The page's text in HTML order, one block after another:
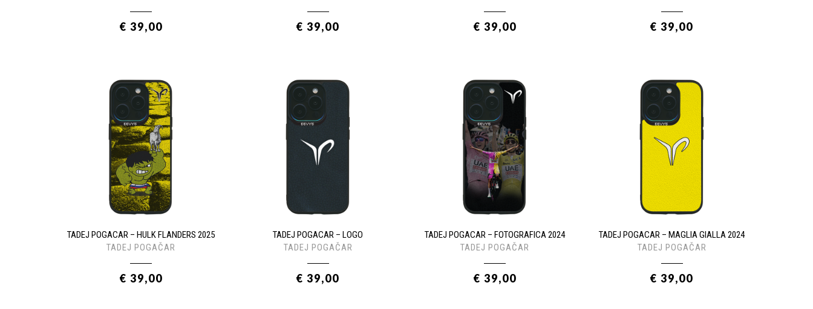
€ 39,00 € 39,00 € 39,00 € 39,00
TADEJ POGACAR – HULK FLANDERS 2025
TADEJ POGAČAR
€ 39,00
TADEJ POGACAR – LOGO
TADEJ POGAČAR
€ 39,00
TADEJ POGACAR – FOTOGRAFICA 2024
TADEJ POGAČAR
€ 39,00
TADEJ POGACAR – MAGLIA GIALLA 2024
TADEJ POGAČAR
€ 39,00